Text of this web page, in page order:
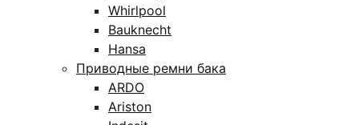
Whirlpool
Bauknecht
Hansa
Приводные ремни бака
ARDO
Ariston